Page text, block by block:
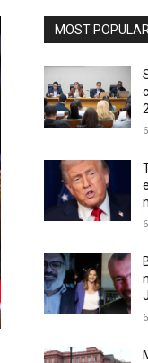
MOST POPULAR